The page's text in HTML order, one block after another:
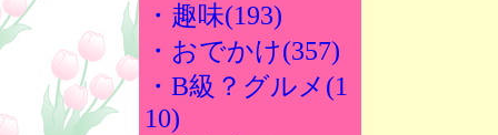
・趣味(193)
・おでかけ(357)
・B級？グルメ(1
10)